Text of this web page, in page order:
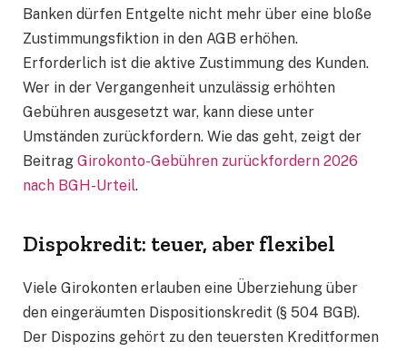
Banken dürfen Entgelte nicht mehr über eine bloße
Zustimmungsfiktion in den AGB erhöhen.
Erforderlich ist die aktive Zustimmung des Kunden.
Wer in der Vergangenheit unzulässig erhöhten
Gebühren ausgesetzt war, kann diese unter
Umständen zurückfordern. Wie das geht, zeigt der
Beitrag Girokonto-Gebühren zurückfordern 2026
nach BGH-Urteil.
Dispokredit: teuer, aber flexibel
Viele Girokonten erlauben eine Überziehung über
den eingeräumten Dispositionskredit (§ 504 BGB).
Der Dispozins gehört zu den teuersten Kreditformen